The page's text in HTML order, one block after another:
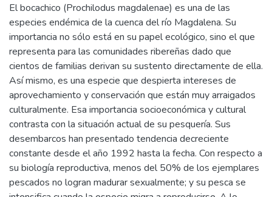
El bocachico (Prochilodus magdalenae) es una de las
especies endémica de la cuenca del río Magdalena. Su
importancia no sólo está en su papel ecológico, sino el que
representa para las comunidades ribereñas dado que
cientos de familias derivan su sustento directamente de ella.
Así mismo, es una especie que despierta intereses de
aprovechamiento y conservación que están muy arraigados
culturalmente. Esa importancia socioeconómica y cultural
contrasta con la situación actual de su pesquería. Sus
desembarcos han presentado tendencia decreciente
constante desde el año 1992 hasta la fecha. Con respecto a
su biología reproductiva, menos del 50% de los ejemplares
pescados no logran madurar sexualmente; y su pesca se